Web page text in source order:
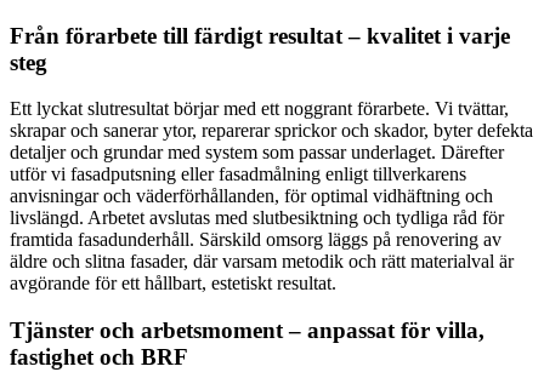
Från förarbete till färdigt resultat – kvalitet i varje
steg
Ett lyckat slutresultat börjar med ett noggrant förarbete. Vi tvättar,
skrapar och sanerar ytor, reparerar sprickor och skador, byter defekta
detaljer och grundar med system som passar underlaget. Därefter
utför vi fasadputsning eller fasadmålning enligt tillverkarens
anvisningar och väderförhållanden, för optimal vidhäftning och
livslängd. Arbetet avslutas med slutbesiktning och tydliga råd för
framtida fasadunderhåll. Särskild omsorg läggs på renovering av
äldre och slitna fasader, där varsam metodik och rätt materialval är
avgörande för ett hållbart, estetiskt resultat.
Tjänster och arbetsmoment – anpassat för villa,
fastighet och BRF